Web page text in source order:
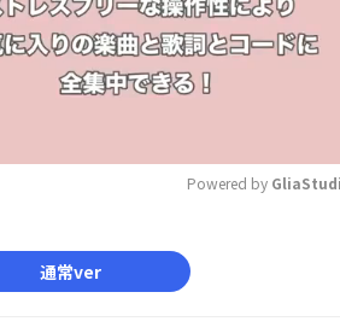
Powered by
通常ver